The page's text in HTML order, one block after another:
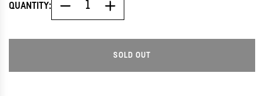
QUANTITY:
SOLD OUT
O